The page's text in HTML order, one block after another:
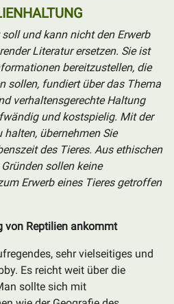
und kann nicht den Erwerb
Literatur ersetzen. Sie ist
bereitzustellen, die
sollen, fundiert über das Thema
verhaltensgerechte Haltung
und kostspielig. Mit der
übernehmen Sie
des Tieres. Aus ethischen
sollen keine
Erwerb eines Tieres getroffen
von Reptilien ankommt
sehr vielseitiges und
Es reicht weit über die
sollte sich mit